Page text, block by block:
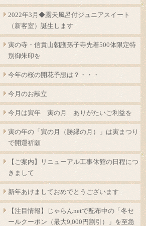
2022年3月◆露天風呂付ジュニアスイート
（新客室）誕生します
寅の寺・信貴山朝護孫子寺先着500体限定特
別御朱印を
今年の桜の開花予想は？・・・
今月のお献立
今月は寅年 寅の月 ありがたいご利益を
寅の年の「寅の月（勝縁の月）」は寅まつり
で開運祈願
【ご案内】リニューアル工事休館の日程につ
きまして
新年あけましておめでとうございます
【注目情報】じゃらんnetで配布中の「冬セ
ールクーポン（最大9,000円割引）」を至急